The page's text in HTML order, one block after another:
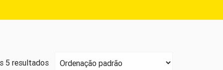
5 resultados